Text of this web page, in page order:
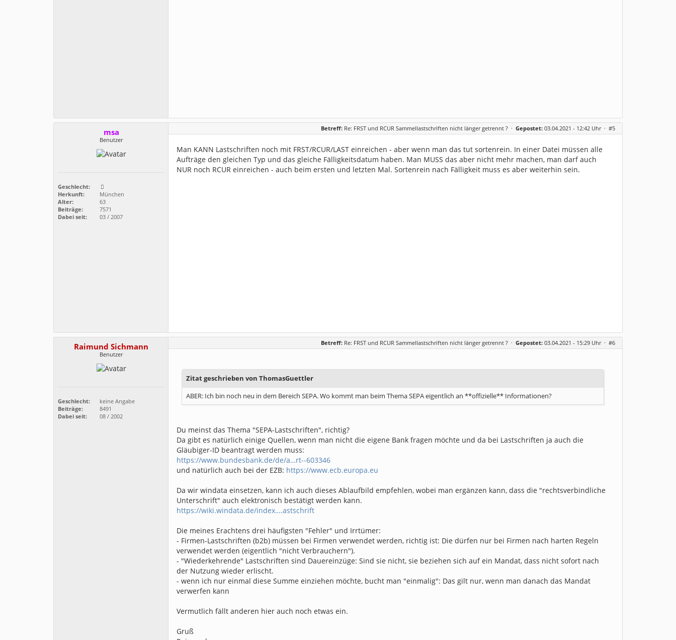
msa
Benutzer
Geschlecht:
Herkunft:
München
Alter:
63
Beiträge:
7571
Dabei seit:
03 / 2007
Betreff: Re: FRST und RCUR Sammellastschriften nicht länger getrennt ? · Gepostet: 03.04.2021 - 12:42 Uhr · #5
Man KANN Lastschriften noch mit FRST/RCUR/LAST einreichen - aber wenn man das tut sortenrein. In einer Datei müssen alle
Aufträge den gleichen Typ und das gleiche Fälligkeitsdatum haben. Man MUSS das aber nicht mehr machen, man darf auch
NUR noch RCUR einreichen - auch beim ersten und letzten Mal. Sortenrein nach Fälligkeit muss es aber weiterhin sein.
Raimund Sichmann
Benutzer
Geschlecht:
keine Angabe
Beiträge:
8491
Dabei seit:
08 / 2002
Betreff: Re: FRST und RCUR Sammellastschriften nicht länger getrennt ? · Gepostet: 03.04.2021 - 15:29 Uhr · #6
Zitat geschrieben von ThomasGuettler
ABER: Ich bin noch neu in dem Bereich SEPA. Wo kommt man beim Thema SEPA eigentlich an **offizielle** Informationen?
Du meinst das Thema "SEPA-Lastschriften", richtig?
Da gibt es natürlich einige Quellen, wenn man nicht die eigene Bank fragen möchte und da bei Lastschriften ja auch die
Gläubiger-ID beantragt werden muss:
https://www.bundesbank.de/de/a…rt--603346
und natürlich auch bei der EZB: https://www.ecb.europa.eu
Da wir windata einsetzen, kann ich auch dieses Ablaufbild empfehlen, wobei man ergänzen kann, dass die "rechtsverbindliche
Unterschrift" auch elektronisch bestätigt werden kann.
https://wiki.windata.de/index….astschrift
Die meines Erachtens drei häufigsten "Fehler" und Irrtümer:
- Firmen-Lastschriften (b2b) müssen bei Firmen verwendet werden, richtig ist: Die dürfen nur bei Firmen nach harten Regeln
verwendet werden (eigentlich "nicht Verbrauchern").
- "Wiederkehrende" Lastschriften sind Dauereinzüge: Sind sie nicht, sie beziehen sich auf ein Mandat, dass nicht sofort nach
der Nutzung wieder erlischt.
- wenn ich nur einmal diese Summe einziehen möchte, bucht man "einmalig": Das gilt nur, wenn man danach das Mandat
verwerfen kann
Vermutlich fällt anderen hier auch noch etwas ein.
Gruß